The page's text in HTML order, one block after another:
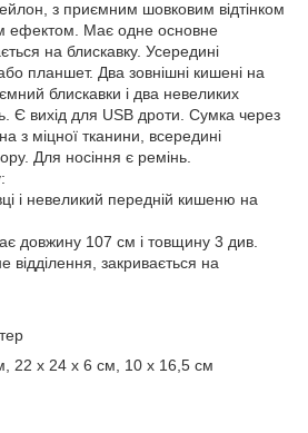
з приємним шовковим відтінком
ефектом. Має одне основне
на блискавку. Усередині
планшет. Два зовнішні кишені на
блискавки і два невеликих
Є вихід для USB дроти. Сумка через
з міцної тканини, всередині
Для носіння є ремінь.
і невеликий передній кишеню на
довжину 107 см і товщину 3 див.
закривається на
22 х 24 х 6 см, 10 х 16,5 см